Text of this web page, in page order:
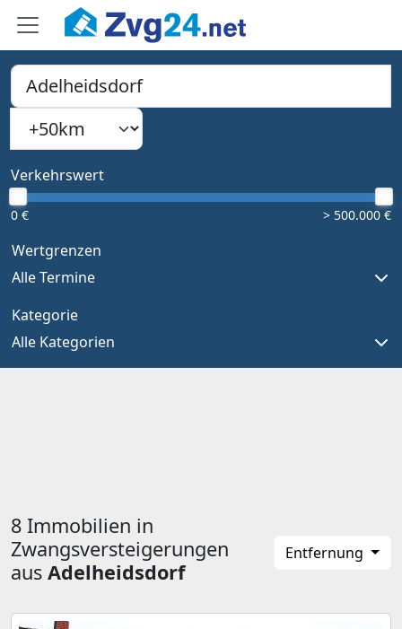
PLZ, Ort oder Bundesland
Type 1 or more characters for results.
Suchradius
Verkehrswert
0 € > 500.000 €
Wertgrenzen
Alle Termine
Kategorie
Alle Kategorien
8 Immobilien in
Zwangsversteigerungen
aus Adelheidsdorf
Entfernung